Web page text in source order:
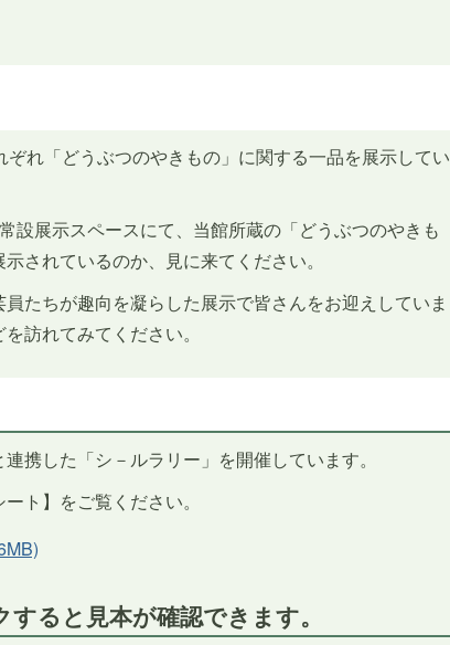
れ「どうぶつのやきもの」に関する一品を展示してい
設展示スペースにて、当館所蔵の「どうぶつのやきも
されているのか、見に来てください。
たちが趣向を凝らした展示で皆さんをお迎えしていま
訪れてみてください。
携した「シ－ルラリー」を開催しています。
ト】をご覧ください。
ると見本が確認できます。